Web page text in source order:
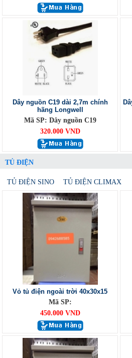
Dây nguồn C19 dài 2,7m chính
hãng Longwell
Mã SP: Dây nguồn C19
320.000 VND
TỦ ĐIỆN
TỦ ĐIỆN SINO TỦ ĐIỆN CLIMAX
Vỏ tủ điện ngoài trời 40x30x15
Mã SP:
450.000 VND